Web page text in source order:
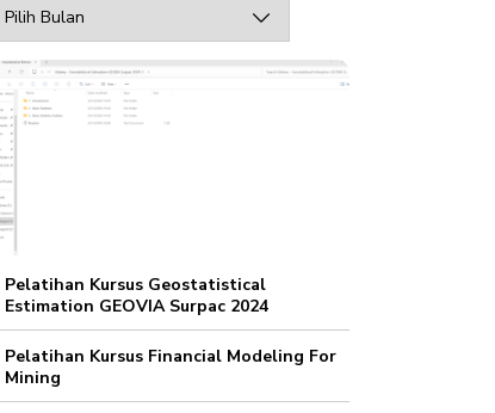
Web
Pelatihan Kursus Geostatistical
Estimation GEOVIA Surpac 2024
Pelatihan Kursus Financial Modeling For
Mining